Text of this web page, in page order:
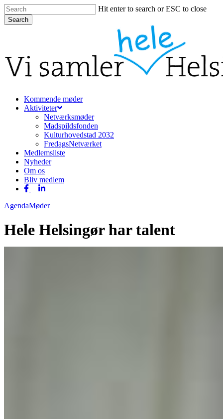
Skip
to
main
Hit enter to search or ESC to close
Search
Menu
Kommende møder
Aktiviteter
Netværksmøder
Madspildsfonden
Kulturhovedstad 2032
FredagsNetværket
Medlemsliste
Nyheder
Om os
Bliv medlem
facebooklinkedin
AgendaMøder
Hele Helsingør har talent